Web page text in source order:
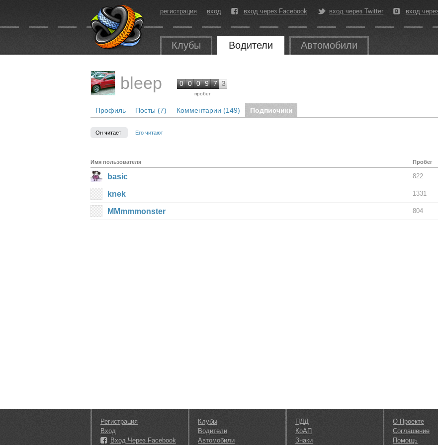
регистрация вход вход через Facebook вход через Twitter вход
Клубы Водители Автомобили
bleep 0 0 0 9 7 3
пробег
Профиль Посты (7) Комментарии (149) Подписчики
Он читает Его читают
Имя пользователя Пробег
basic 822
knek 1331
MMmmmonster 804
Регистрация
Вход
Вход Через Facebook
Клубы
Водители
Автомобили
ПДД
КоАП
Знаки
О Проекте
Соглашение
Помощь